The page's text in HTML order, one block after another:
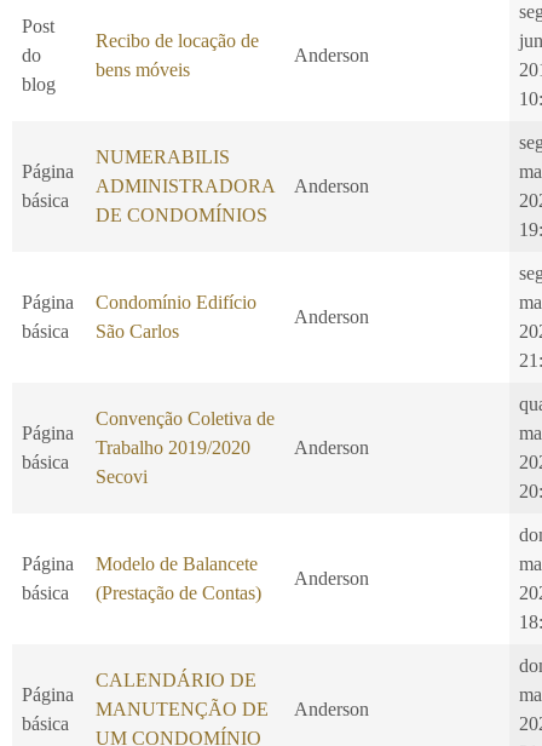
Post
do
blog
Recibo de locação de
bens móveis
Anderson
jun
Página
básica
NUMERABILIS
ADMINISTRADORA
DE CONDOMÍNIOS
Anderson
Página
básica
Condomínio Edifício
São Carlos
Anderson
Página
básica
Convenção Coletiva de
Trabalho 2019/2020
Secovi
Anderson
Página
básica
Modelo de Balancete
(Prestação de Contas)
Anderson
Página
básica
CALENDÁRIO DE
MANUTENÇÃO DE
UM CONDOMÍNIO
Anderson